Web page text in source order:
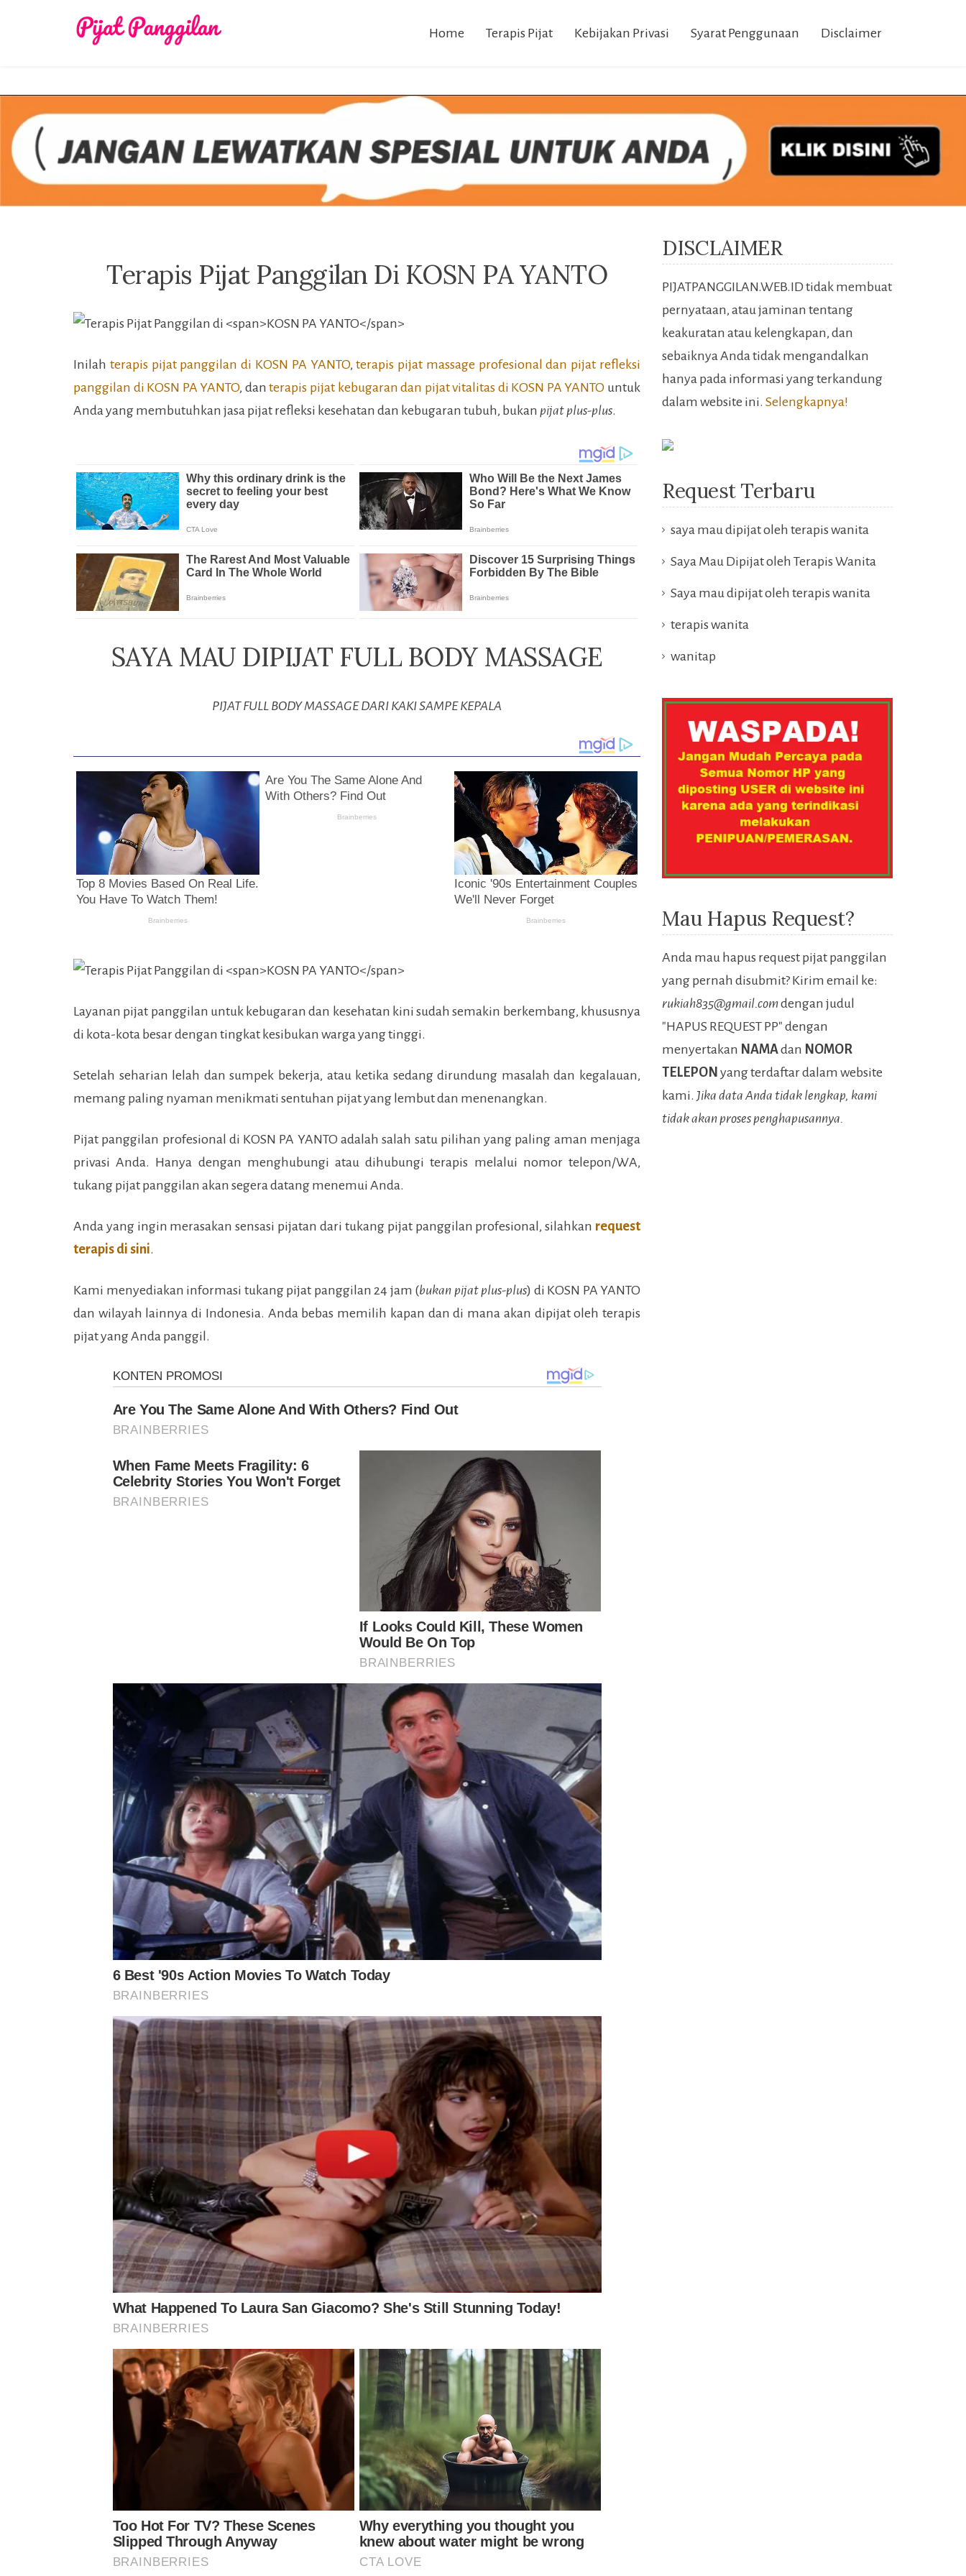
Home Terapis Pijat Kebijakan Privasi Syarat Penggunaan Disclaimer
Terapis Pijat Panggilan Di KOSN PA YANTO
Inilah terapis pijat panggilan di KOSN PA YANTO,terapis pijat massage profesional dan pijat refleksi
panggilan di KOSN PA YANTO, danterapis pijat kebugaran dan pijat vitalitas di KOSN PA YANTO untuk
Anda yang membutuhkan jasa pijat refleksi kesehatan dan kebugaran tubuh, bukan pijat plus-plus.
SAYA MAU DIPIJAT FULL BODY MASSAGE
PIJAT FULL BODY MASSAGE DARI KAKI SAMPE KEPALA
Layanan pijat panggilan untuk kebugaran dan kesehatan kini sudah semakin berkembang, khususnya
di kota-kota besar dengan tingkat kesibukan warga yang tinggi.
Setelah seharian lelah dan sumpek bekerja, atau ketika sedang dirundung masalah dan kegalauan,
memang paling nyaman menikmati sentuhan pijat yang lembut dan menenangkan.
Pijat panggilan profesional di KOSN PA YANTO adalah salah satu pilihan yang paling aman menjaga
privasi Anda. Hanya dengan menghubungi atau dihubungi terapis melalui nomor telepon/WA,
tukang pijat panggilan akan segera datang menemui Anda.
Anda yang ingin merasakan sensasi pijatan dari tukang pijat panggilan profesional, silahkan request
terapis di sini.
Kami menyediakan informasi tukang pijat panggilan 24 jam (bukan pijat plus-plus) di KOSN PA YANTO
dan wilayah lainnya di Indonesia. Anda bebas memilih kapan dan di mana akan dipijat oleh terapis
pijat yang Anda panggil.
DISCLAIMER
PIJATPANGGILAN.WEB.ID tidak membuat
pernyataan, atau jaminan tentang
keakuratan atau kelengkapan, dan
sebaiknya Anda tidak mengandalkan
hanya pada informasi yang terkandung
dalam website ini. Selengkapnya!
Request Terbaru
saya mau dipijat oleh terapis wanita
Saya Mau Dipijat oleh Terapis Wanita
Saya mau dipijat oleh terapis wanita
terapis wanita
wanitap
Mau Hapus Request?
Anda mau hapus request pijat panggilan
yang pernah disubmit? Kirim email ke:
rukiah835@gmail.comdengan judul
"HAPUS REQUEST PP" dengan
menyertakan NAMAdan NOMOR
TELEPON yang terdaftar dalam website
kami. Jika data Anda tidak lengkap, kami
tidak akan proses penghapusannya.